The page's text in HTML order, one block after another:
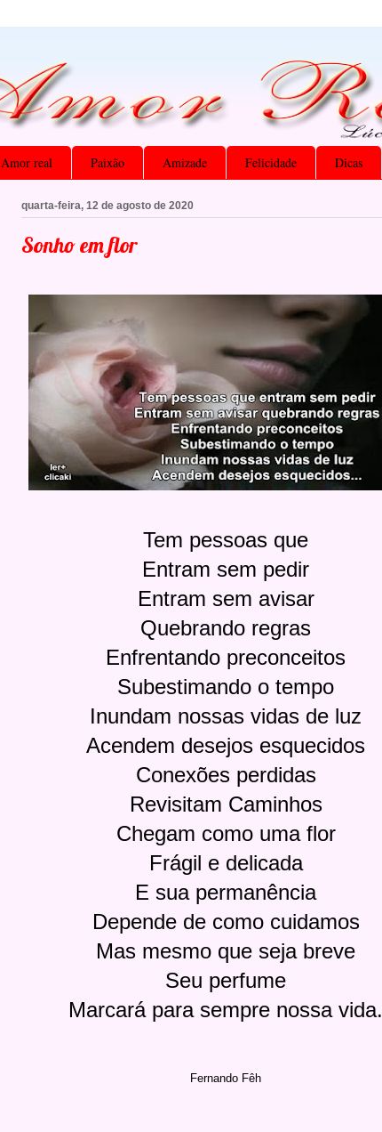
Amor real Paixão Amizade Felicidade Dicas
quarta-feira, 12 de agosto de 2020
Sonho em flor
Tem pessoas que
Entram sem pedir
Entram sem avisar
Quebrando regras
Enfrentando preconceitos
Subestimando o tempo
Inundam nossas vidas de luz
Acendem desejos esquecidos
Conexões perdidas
Revisitam Caminhos
Chegam como uma flor
Frágil e delicada
E sua permanência
Depende de como cuidamos
Mas mesmo que seja breve
Seu perfume
Marcará para sempre nossa vida.
Fernando Fêh